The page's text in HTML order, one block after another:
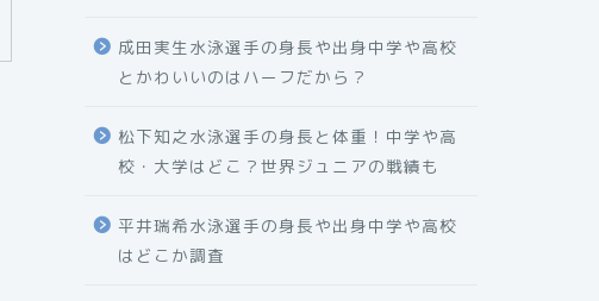
成田実生水泳選手の身長や出身中学や高校
とかわいいのはハーフだから？
松下知之水泳選手の身長と体重！中学や高
校・大学はどこ？世界ジュニアの戦績も
平井瑞希水泳選手の身長や出身中学や高校
はどこか調査